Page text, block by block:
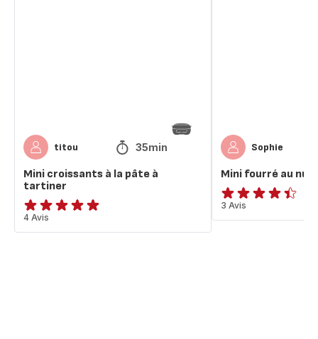
titou 35min
Mini croissants à la pâte à
tartiner
Avis
5
4 Avis
Sophie
Mini fourré au
ratings.4.4
3 Avis